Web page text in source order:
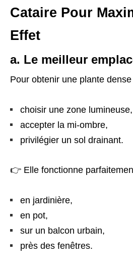
Cataire Pour
Effet
a. Le meilleur
Pour obtenir une plante
choisir une zone lumineuse,
accepter la mi-ombre,
privilégier un sol drainant.
👉 Elle fonctionne
en jardinière,
en pot,
sur un balcon urbain,
près des fenêtres.